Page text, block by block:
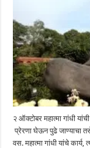
२ ऑक्टोबर महात्मा गांधी
प्रेरणा घेऊन पुढे जाण्याचा
वस. महात्मा गांधी यांचे